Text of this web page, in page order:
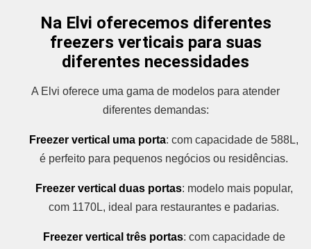
Na Elvi oferecemos diferentes
freezers verticais para suas
diferentes necessidades
A Elvi oferece uma gama de modelos para atender
diferentes demandas:
Freezer vertical uma porta: com capacidade de 588L,
é perfeito para pequenos negócios ou residências.
Freezer vertical duas portas: modelo mais popular,
com 1170L, ideal para restaurantes e padarias.
Freezer vertical três portas: com capacidade de